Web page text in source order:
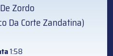
Zordo
Da Corte Zandatina)
1:58